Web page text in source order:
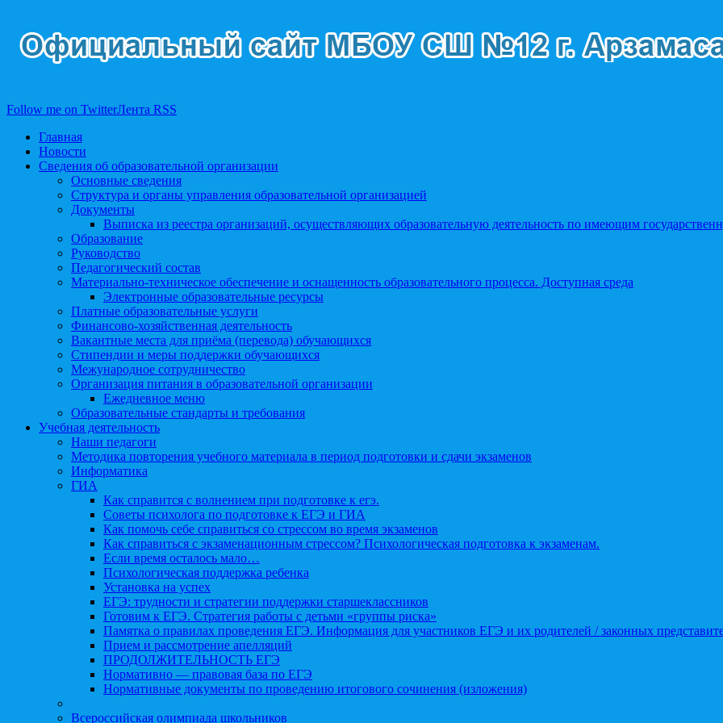
Follow me on TwitterЛента RSS
Главная
Новости
Сведения об образовательной организации
Основные сведения
Структура и органы управления образовательной организацией
Документы
Выписка из реестра организаций, осуществляющих образовательную деятельность по имеющим
Образование
Руководство
Педагогический состав
Материально-техническое обеспечение и оснащенность образовательного процесса. Доступная среда
Электронные образовательные ресурсы
Платные образовательные услуги
Финансово-хозяйственная деятельность
Вакантные места для приёма (перевода) обучающихся
Стипендии и меры поддержки обучающихся
Межународное сотрудничество
Организация питания в образовательной организации
Ежедневное меню
Образовательные стандарты и требования
Учебная деятельность
Наши педагоги
Методика повторения учебного материала в период подготовки и сдачи экзаменов
Информатика
ГИА
Как справится с волнением при подготовке к егэ.
Советы психолога по подготовке к ЕГЭ и ГИА
Как помочь себе справиться со стрессом во время экзаменов
Как справиться с экзаменационным стрессом? Психологическая подготовка к экзаменам.
Если время осталось мало…
Психологическая поддержка ребенка
Установка на успех
ЕГЭ: трудности и стратегии поддержки старшеклассников
Готовим к ЕГЭ. Стратегия работы с детьми «группы риска»
Памятка о правилах проведения ЕГЭ. Информация для участников ЕГЭ и их родителей / законных
Прием и рассмотрение апелляций
ПРОДОЛЖИТЕЛЬНОСТЬ ЕГЭ
Нормативно — правовая база по ЕГЭ
Нормативные документы по проведению итогового сочинения (изложения)
Всероссийская олимпиада школьников